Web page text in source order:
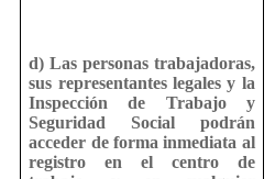
d) Las personas trabajadoras,
sus representantes legales y la
Inspección de Trabajo y
Seguridad Social podrán
acceder de forma inmediata al
registro en el centro de